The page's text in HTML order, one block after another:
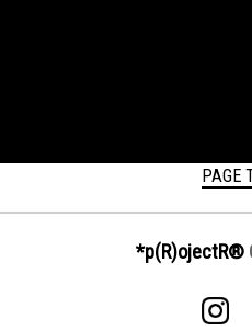
PAGE
*p(R)ojectR®